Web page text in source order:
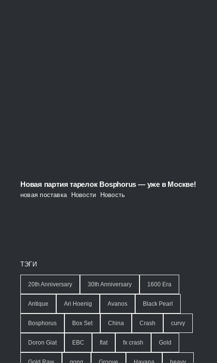
Новая партия тарелок Bosphorus — уже в Москве!
новая поставка Новости Новость
ТЭГИ
20th Anniversary 30th Anniversary 1600 Era
Antique Ari Hoenig Avanos Black Pearl
Bosphorus Box Set China Crash curvy
Doron Giat EBC flat fx crash Gold